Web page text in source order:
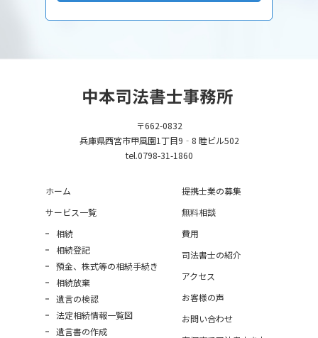
〒662-0832
兵庫県西宮市甲風園1丁目9‐8 睦ビル502
tel.0798-31-1860
ホーム
サービス一覧
相続
相続登記
預金、株式等の相続手続き
相続放棄
遺言の検認
法定相続情報一覧図
遺言書の作成
提携士業の募集
無料相談
費用
司法書士の紹介
アクセス
お客様の声
お問い合わせ